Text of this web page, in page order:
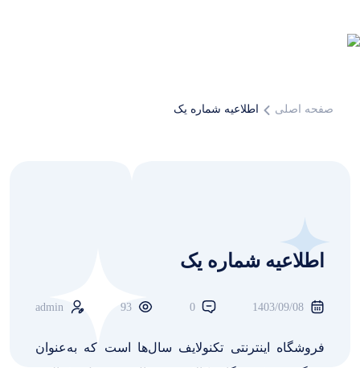
صفحه اصلی اطلاعیه شماره یک
اطلاعیه شماره یک
1403/09/08
0
93
فروشگاه اینترنتی تکنولایف سال‌ها است که به‌عنوان